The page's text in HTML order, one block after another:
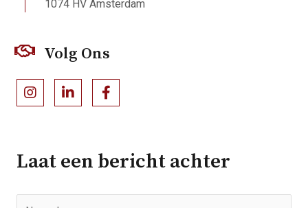
1074 HV Amsterdam
Volg Ons
Laat een bericht achter